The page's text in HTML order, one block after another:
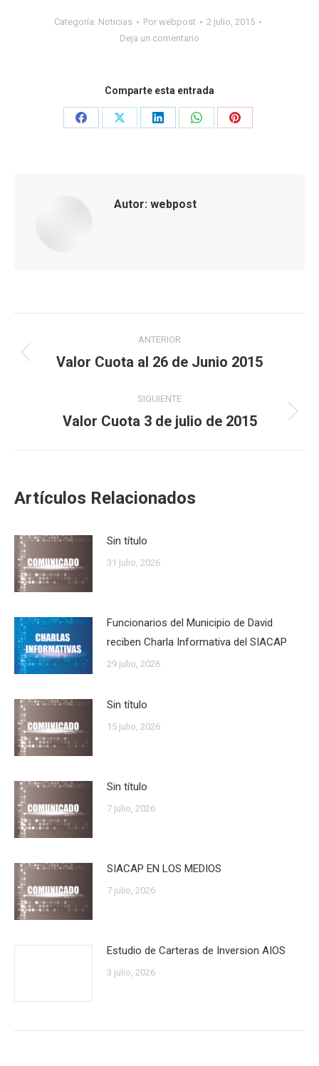
Categoría: Noticias Por webpost
2 julio, 2015
Deja un comentario
Comparte esta entrada
Share
Share
Share
Share
Share
Autor: webpost
Navegación
entre
publicaciones
ANTERIOR
Publicación
Valor Cuota al 26 de Junio 2015
SIGUIENTE
Publicación
Valor Cuota 3 de julio de 2015
Artículos Relacionados
Sin título
31 julio, 2026
Funcionarios del Municipio de David
reciben Charla Informativa del SIACAP
29 julio, 2026
Sin título
15 julio, 2026
Sin título
7 julio, 2026
SIACAP EN LOS MEDIOS
7 julio, 2026
Estudio de Carteras de Inversion AIOS
3 julio, 2026